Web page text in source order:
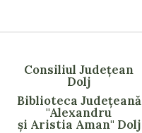
Consiliul Județean
Dolj
Biblioteca Județeană
"Alexandru
și Aristia Aman" Dolj